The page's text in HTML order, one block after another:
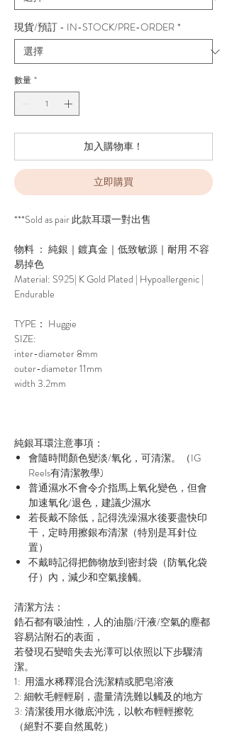
現貨/預訂 - IN-STOCK/PRE-ORDER *
數量 *
加入購物車！
立即購買
***Sold as pair 此款耳環一對出售
物料 ： 純銀｜鍍真金｜低致敏源｜耐用 不容
易掉色
Material: S925| K Gold Plated | Hypoallergenic |
Endurable
TYPE： Huggie
SIZE:
inter-diameter 8mm
outer-diameter 11mm
width 3.2mm
純銀耳環注意事項：
會隨時間顏色變淡/氧化，可清潔。（IG
Reels有清潔教學)
普通濕水不會令介指馬上氧化變色，但會
加速氧化/退色，建議少濕水
若長戴不除低，記得洗澡濕水後要盡快印
干，定時用擦銀布清潔（特別是耳針位
置）
不戴時記得把飾物放到密封袋（防氧化袋
仔）內，減少和空氣接觸。
清潔方法：
鋯石都有吸油性，人的油脂/汗液/空氣的塵都
容易沾附石的表面，
若發現石變暗失去光澤可以依照以下步驟清
潔。
1: 用溫水稀釋混合洗潔精或肥皂溶液
2: 細軟毛輕輕刷，盡量清洗難以觸及的地方
3: 清潔後用水徹底沖洗，以軟布輕輕擦乾
（絕對不要自然風乾）